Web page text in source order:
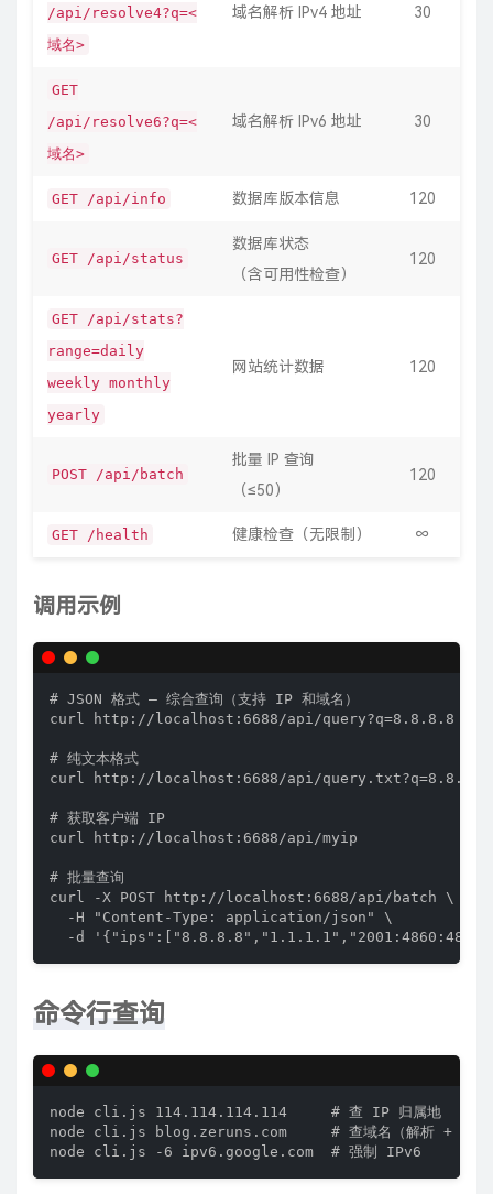
/api/resolve4?q=<
域名>
域名解析 IPv4 地址 30
GET
/api/resolve6?q=<
域名>
域名解析 IPv6 地址 30
GET /api/info 数据库版本信息 120
GET /api/status
数据库状态
（含可用性检查）
120
GET /api/stats?
range=daily
weekly monthly
yearly
网站统计数据 120
POST /api/batch
批量 IP 查询
（≤50）
120
GET /health 健康检查（无限制） ∞
调用示例
# JSON 格式 — 综合查询（支持 IP 和域名）
curl http://localhost:6688/api/query?q=8.8.8.8
# 纯文本格式
curl http://localhost:6688/api/query.txt?q=8.8.8.8
# 获取客户端 IP
curl http://localhost:6688/api/myip
# 批量查询
curl -X POST http://localhost:6688/api/batch \
  -H "Content-Type: application/json" \
-d
命令行查询
node cli.js 114.114.114.114     # 查 IP 归属地
node cli.js blog.zeruns.com     # 查域名（解析 + 归属
node cli.js -6 ipv6.google.com  # 强制 IPv6